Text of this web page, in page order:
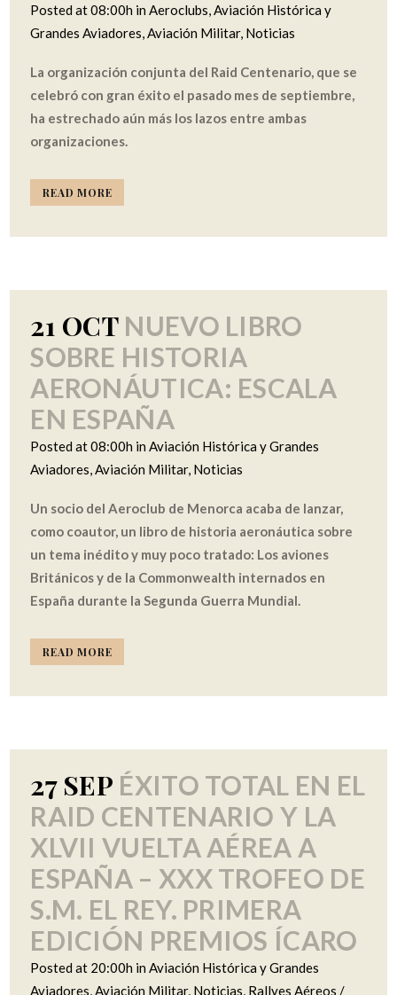
Posted at 08:00h inAeroclubs,Aviación Histórica y
Grandes Aviadores,Aviación Militar, Noticias
La organización conjunta del Raid Centenario, que se
celebró con gran éxito el pasado mes de septiembre,
ha estrechado aún más los lazos entre ambas
organizaciones.
READ MORE
21 OCT NUEVO LIBRO
SOBRE HISTORIA
AERONÁUTICA: ESCALA
EN ESPAÑA
Posted at 08:00h inAviación Histórica y Grandes
Aviadores,Aviación Militar, Noticias
Un socio del Aeroclub de Menorca acaba de lanzar,
como coautor, un libro de historia aeronáutica sobre
un tema inédito y muy poco tratado: Los aviones
Británicos y de la Commonwealth internados en
España durante la Segunda Guerra Mundial.
READ MORE
27 SEP ÉXITO TOTAL EN EL
RAID CENTENARIO Y LA
XLVII VUELTA AÉREA A
ESPAÑA – XXX TROFEO DE
S.M. EL REY. PRIMERA
EDICIÓN PREMIOS ÍCARO
Posted at 20:00h inAviación Histórica y Grandes
Aviadores,Aviación Militar, Noticias, Rallyes Aéreos /